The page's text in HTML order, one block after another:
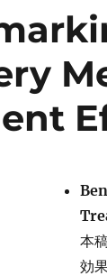
本
効